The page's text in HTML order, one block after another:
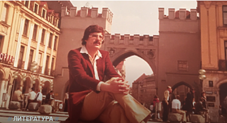
ЛИТЕРАТУРА